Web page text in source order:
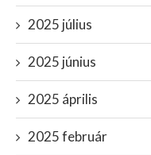
2025 július
2025 június
2025 április
2025 február